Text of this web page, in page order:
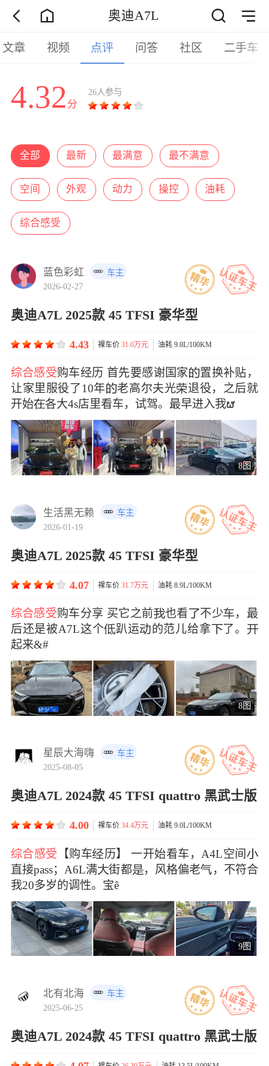
奥迪A7L
文章 视频 点评 问答 社区 二手车
4.32 分
26人参与
全部 最新 最满意 最不满意
空间 外观 动力 操控 油耗
综合感受
蓝色彩虹
车主
2026-02-27
奥迪A7L 2025款 45 TFSI 豪华型
4.43 裸车价31.0万元 油耗 9.8L/100KM
综合感受购车经历 首先要感谢国家置换补贴，
让家里服役了10年老高尔夫光退役，之后就
开始各大4s店里看车，试驾。最早进入我ຜ
8图
生活黑无赖
车主
2026-01-19
奥迪A7L 2025款 45 TFSI 豪华型
4.07 裸车价31.7万元 油耗 8.9L/100KM
综合感受购车分享 买它之前也看不少，最
后还是被A7L这个趴运的范儿给拿了。
起来&#x
8图
星辰大海嗨
车主
2025-08-05
奥迪A7L 2024款 45 TFSI quattro 黑武士版
4.00 裸车价34.4万元 油耗 9.0L/100KM
综合感受
【购车历】 一开始看车，A4L空间
直接pass；A6L满街都，风格偏老，不符合
我20多岁的调性。宝ê
9图
北有北海
车主
2025-06-25
奥迪A7L 2024款 45 TFSI quattro 黑武士版